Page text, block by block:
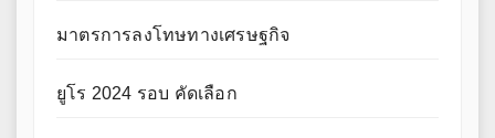
มาตรการลงโทษทางเศรษฐกิจ
ยูโร 2024 รอบ คัดเลือก